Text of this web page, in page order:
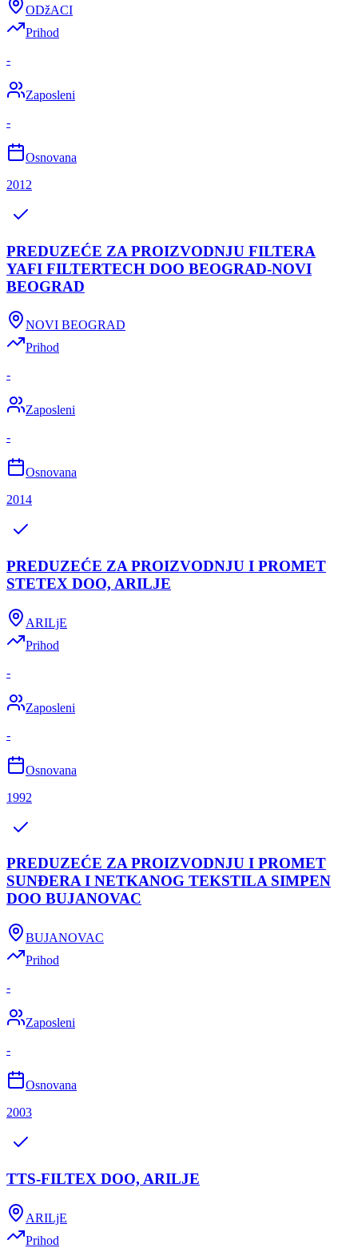
ODžACI
Prihod
-
Zaposleni
-
Osnovana
2012
PREDUZEĆE ZA PROIZVODNJU FILTERA
YAFI FILTERTECH DOO BEOGRAD-NOVI
BEOGRAD
NOVI BEOGRAD
Prihod
-
Zaposleni
-
Osnovana
2014
PREDUZEĆE ZA PROIZVODNJU I PROMET
STETEX DOO, ARILJE
ARILjE
Prihod
-
Zaposleni
-
Osnovana
1992
PREDUZEĆE ZA PROIZVODNJU I PROMET
SUNĐERA I NETKANOG TEKSTILA SIMPEN
DOO BUJANOVAC
BUJANOVAC
Prihod
-
Zaposleni
-
Osnovana
2003
TTS-FILTEX DOO, ARILJE
ARILjE
Prihod